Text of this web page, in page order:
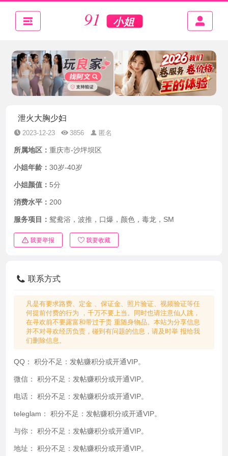
泄火大胸少妇
2023-12-23 3856 匿名
所属地区： 重庆市-沙坪坝区
小姐年龄： 30岁-40岁
小姐颜值： 5分
消费水平： 200
服务项目： 鸳鸯浴，波推，口爆，颜色，毒龙，SM
我要举报 我要收藏
联系方式
凡是有要求路费、定金 、保证金、照片验证、视频验证等任
何提前付费的行为 ，千万不要上当。同时也请注意仙人跳，
在寻欢前不要露富和带过于贵 重随身物品。本站为分享信息
并不对寻欢经历负责，碰到有问题的信息，请及时举 报给我
们删除信息。
QQ： 积分不足：发帖赚积分或开通VIP。
微信： 积分不足：发帖赚积分或开通VIP。
电话： 积分不足：发帖赚积分或开通VIP。
teleglam： 积分不足：发帖赚积分或开通VIP。
与你： 积分不足：发帖赚积分或开通VIP。
地址： 积分不足：发帖赚积分或开通VIP。